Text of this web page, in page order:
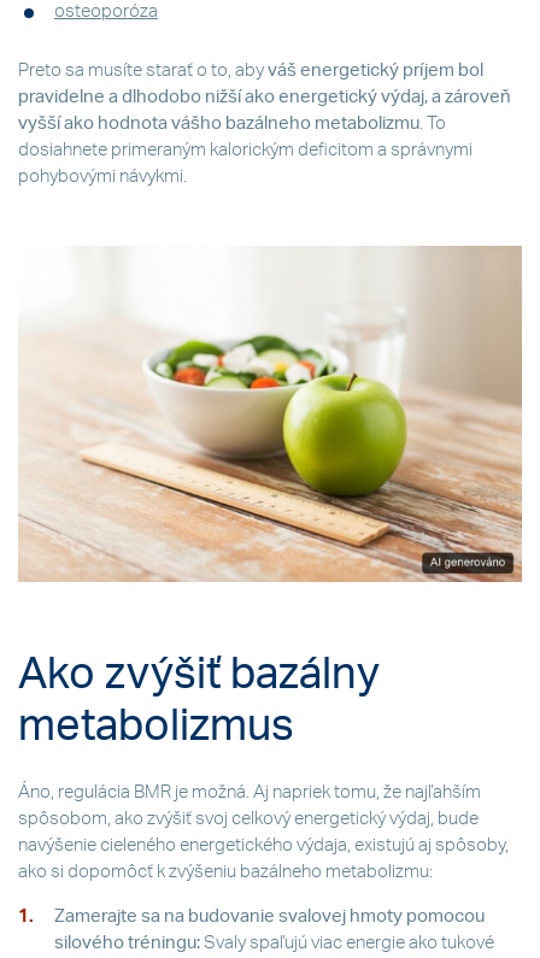
osteoporóza
Preto sa musíte starať o to, abyváš energetický príjem bol
pravidelne a dlhodobo nižší ako energetický výdaj, a zároveň
vyšší ako hodnota vášho bazálneho metabolizmu . To
dosiahnete primeraným kalorickým deficitom a správnymi
pohybovými návykmi.
Ako zvýšiť bazálny
metabolizmus
Áno, regulácia BMR je možná. Aj napriek tomu, že najľahším
spôsobom, ako zvýšiť svoj celkový energetický výdaj, bude
navýšenie cieleného energetického výdaja, existujú aj spôsoby,
ako si dopomôcť k zvýšeniu bazálneho metabolizmu:
Zamerajte sa na budovanie svalovej hmoty pomocou
silového tréningu: Svaly spaľujú viac energie ako tukové